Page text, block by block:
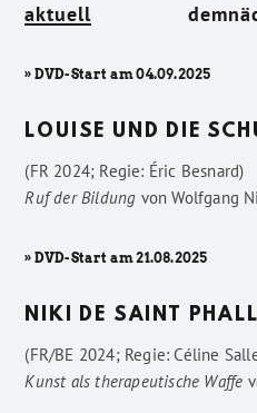
aktuell
» DVD-Start am 04.09.2025
LOUISE UND DIE
(FR 2024; Regie: Éric Besnard)
Ruf der Bildung vonWolfgang
» DVD-Start am 21.08.2025
NIKI DE SAINT
(FR/BE 2024; Regie: Céline
Kunst als therapeutische Waffe